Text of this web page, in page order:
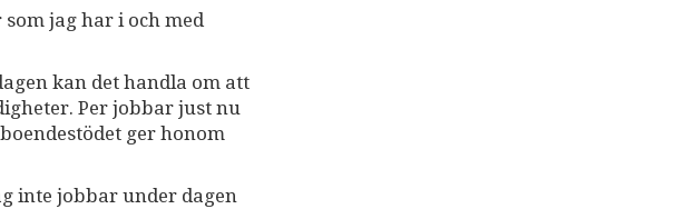
jag har i och med
kan det handla om att
Per jobbar just nu
ger honom
inte jobbar under dagen